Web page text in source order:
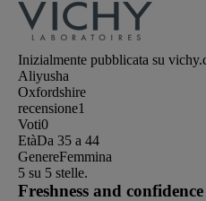
Inizialmente pubblicata su
Aliyusha
Oxfordshire
recensione1
Voti0
EtàDa 35 a 44
GenereFemmina
5 su 5 stelle.
Freshness and confidence